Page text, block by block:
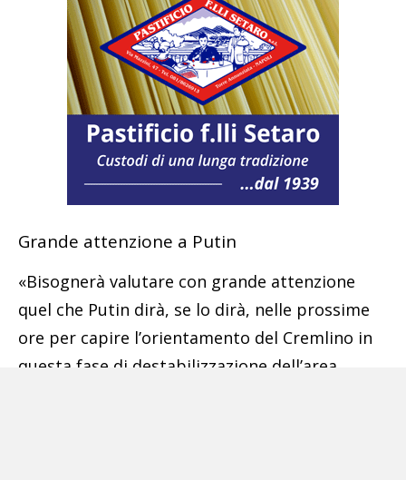
Grande attenzione a Putin
«Bisognerà valutare con grande attenzione
quel che Putin dirà, se lo dirà, nelle prossime
ore per capire l’orientamento del Cremlino in
questa fase di destabilizzazione dell’area